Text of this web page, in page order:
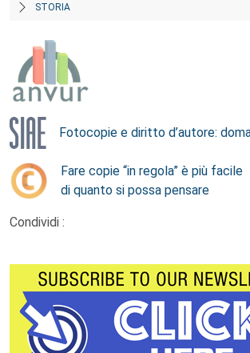
STORIA
Fotocopie e diritto d’autore:
Fare copie “in regola” è più facile
di quanto si possa pensare
Condividi :